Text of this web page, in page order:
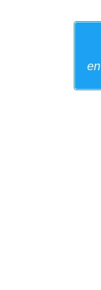
en